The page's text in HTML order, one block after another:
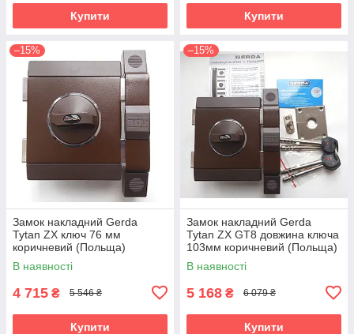
Купити Купити
–15%
Замок накладний Gerda
Tytan ZX ключ 76 мм
коричневий (Польща)
В наявності
4 715 ₴ 5 546 ₴
Купити
–15%
Замок накладний Gerda
Tytan ZX GT8 довжина ключа
103мм коричневий (Польща)
В наявності
5 168 ₴ 6 079 ₴
Купити